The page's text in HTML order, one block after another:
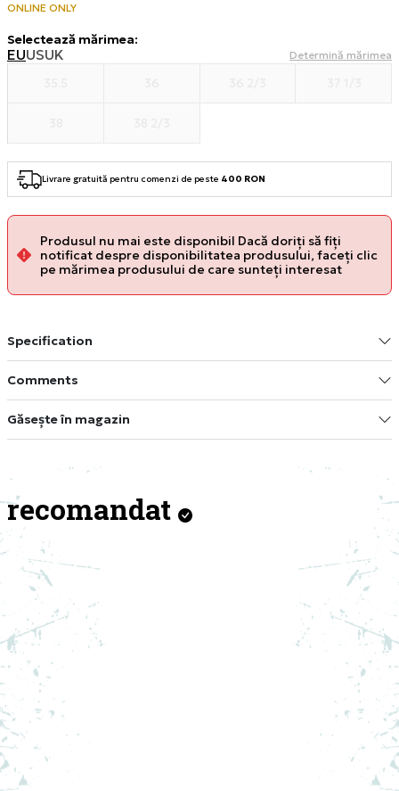
ONLINE ONLY
Selectează mărimea:
EUUSUK Determină mărimea
Livrare gratuită pentru comenzi de peste 400 RON
Produsul nu mai este disponibil Dacă doriți să fiți
notificat despre disponibilitatea produsului, faceți clic
pe mărimea produsului de care sunteți interesat
Specification
Comments
Găsește în magazin
recomandat